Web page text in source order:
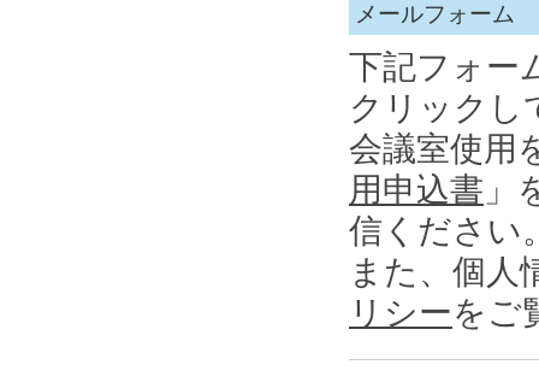
メールフォーム
下記フォー
クリックし
会議室使用
用申込書 」
信ください
また、個人
リシーをご